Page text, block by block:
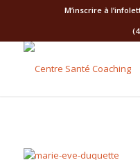
M’inscrire à